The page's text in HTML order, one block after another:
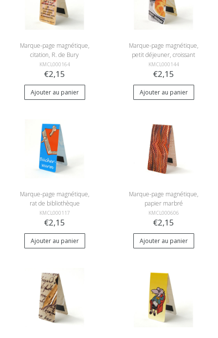
Marque-page magnétique,
citation, R. de Bury
KMCL000164
€2,15
Ajouter au panier
Marque-page magnétique,
petit déjeuner, croissant
KMCL000144
€2,15
Ajouter au panier
Marque-page magnétique,
rat de bibliothèque
KMCL000117
€2,15
Ajouter au panier
Marque-page magnétique,
papier marbré
KMCL000606
€2,15
Ajouter au panier